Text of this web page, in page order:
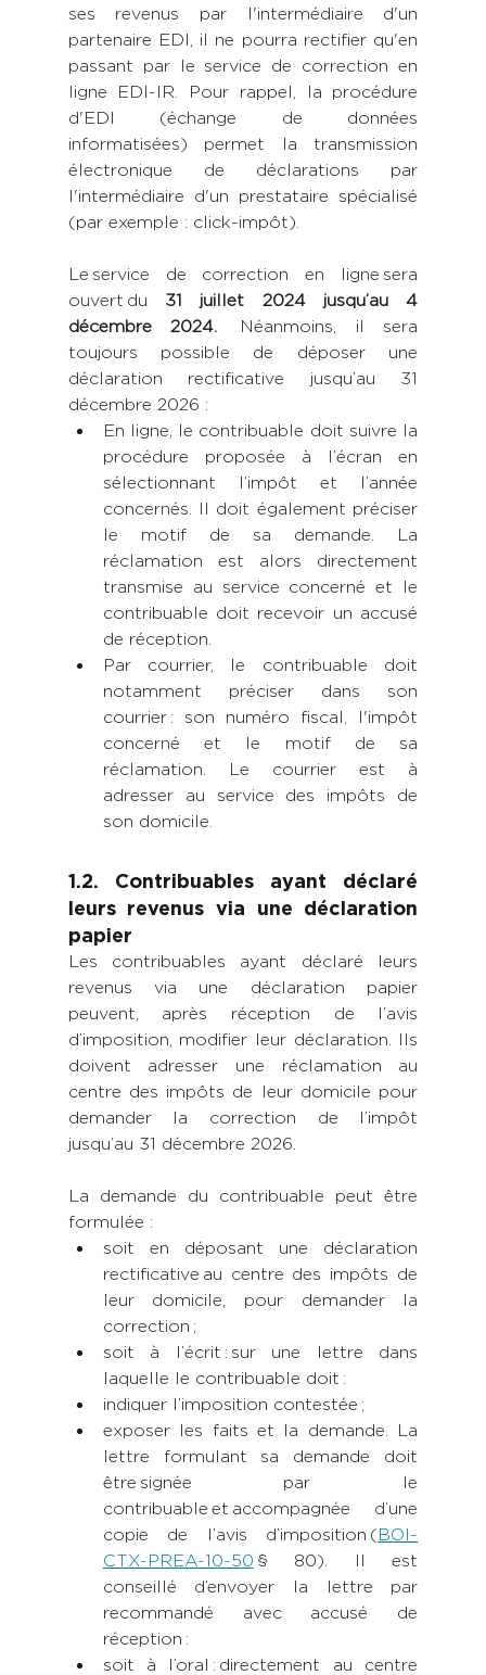
ses revenus par l'intermédiaire d'un
partenaire EDI, il ne pourra rectifier qu'en
passant par le service de correction en
ligne EDI-IR. Pour rappel, la procédure
d'EDI (échange de données
informatisées) permet la transmission
électronique de déclarations par
l'intermédiaire d'un prestataire spécialisé
(par exemple : click-impôt).
Le service de correction en ligne sera
ouvert du 31 juillet 2024 jusqu’au 4
décembre 2024. Néanmoins, il sera
toujours possible de déposer une
déclaration rectificative jusqu’au 31
décembre 2026 :
En ligne, le contribuable doit suivre la
procédure proposée à l’écran en
sélectionnant l’impôt et l’année
concernés. Il doit également préciser
le motif de sa demande. La
réclamation est alors directement
transmise au service concerné et le
contribuable doit recevoir un accusé
de réception.
Par courrier, le contribuable doit
notamment préciser dans son
courrier : son numéro fiscal, l'impôt
concerné et le motif de sa
réclamation. Le courrier est à
adresser au service des impôts de
son domicile.
1.2. Contribuables ayant déclaré
leurs revenus via une déclaration
papier
Les contribuables ayant déclaré leurs
revenus via une déclaration papier
peuvent, après réception de l’avis
d’imposition, modifier leur déclaration. Ils
doivent adresser une réclamation au
centre des impôts de leur domicile pour
demander la correction de l’impôt
jusqu’au 31 décembre 2026.
La demande du contribuable peut être
formulée :
soit en déposant une déclaration
rectificative au centre des impôts de
leur domicile, pour demander la
correction ;
soit à l’écrit : sur une lettre dans
laquelle le contribuable doit :
indiquer l’imposition contestée ;
exposer les faits et la demande. La
lettre formulant sa demande doit
être signée par le
contribuable et accompagnée d’une
copie de l’avis d’imposition (BOI-
CTX-PREA-10-50 § 80). Il est
conseillé d’envoyer la lettre par
recommandé avec accusé de
réception :
soit à l’oral : directement au centre